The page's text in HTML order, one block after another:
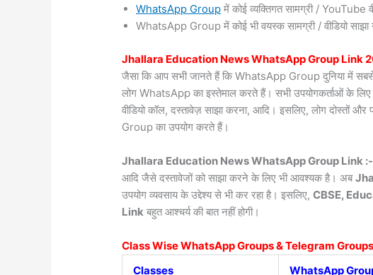
WhatsApp Group में कोई व्यक्तिगत सामग्री / YouTube
WhatsApp Group में कोई भी वयस्क सामग्री / वीडियो साझा
Jhallara Education News WhatsApp Group Link
जैसा कि आप सभी जानते हैं कि WhatsApp Group दुनिया में
लोग WhatsApp का इस्तेमाल करते हैं। सभी उपयोगकर्ताओं के
वीडियो कॉल, दस्तावेज़ साझा करना, आदि। इसलिए, लोग दोस्तों
Group का उपयोग करते हैं।
Jhallara Education News WhatsApp Group Link
आदि जैसे दस्तावेजों को साझा करने के लिए भी आवश्यक है। अब
उपयोग व्यवसाय के उद्देश्य से भी कर रहा है। इसलिए,CBSE,
Link बहुत आश्चर्य की बात नहीं होगी।
Class Wise WhatsApp Groups & Telegram
Classes
WhatsApp